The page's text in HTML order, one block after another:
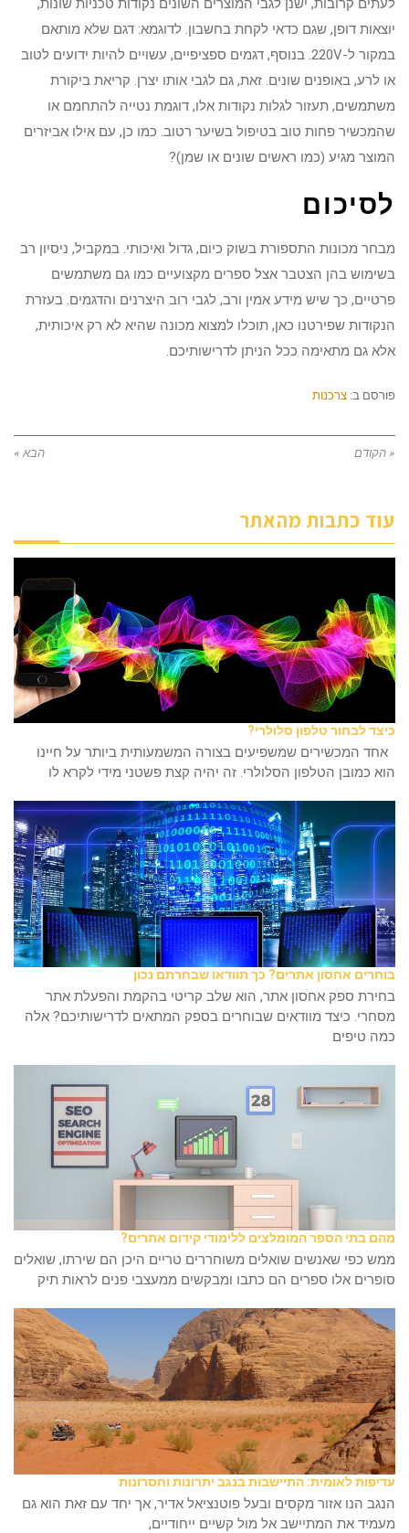
לעתים קרובות, ישנן לגבי המוצרים השונים נקודות טכניות שונות,
יוצאות דופן, שגם כדאי לקחת בחשבון. לדוגמא: דגם שלא מותאם
במקור ל-220V. בנוסף, דגמים ספציפיים, עשויים להיות ידועים לטוב
או לרע, באופנים שונים. זאת, גם לגבי אותו יצרן. קריאת ביקורת
משתמשים, תעזור לגלות נקודות אלו, דוגמת נטייה להתחמם או
שהמכשיר פחות טוב בטיפול בשיער רטוב. כמו כן, עם אילו אביזרים
המוצר מגיע (כמו ראשים שונים או שמן)?
לסיכום
מבחר מכונות התספורת בשוק כיום, גדול ואיכותי. במקביל, ניסיון רב
בשימוש בהן הצטבר אצל ספרים מקצועיים כמו גם משתמשים
פרטיים, כך שיש מידע אמין ורב, לגבי רוב היצרנים והדגמים. בעזרת
הנקודות שפירטנו כאן, תוכלו למצוא מכונה שהיא לא רק איכותית,
אלא גם מתאימה ככל הניתן לדרישותיכם.
פורסם ב: צרכנות
« הקודם הבא »
עוד כתבות מהאתר
כיצד לבחור טלפון סלולרי?
אחד המכשירים שמשפיעים בצורה המשמעותית ביותר על חיינו
הוא כמובן הטלפון הסלולרי. זה יהיה קצת פשטני מידי לקרא לו
בוחרים אחסון אתרים? כך תוודאו שבחרתם נכון
בחירת ספק אחסון אתר, הוא שלב קריטי בהקמת והפעלת אתר
מסחרי. כיצד מוודאים שבוחרים בספק המתאים לדרישותיכם? אלה
כמה טיפים
מהם בתי הספר המומלצים ללימודי קידום אתרים?
ממש כפי שאנשים שואלים משוחררים טריים היכן הם שירתו, שואלים
סופרים אלו ספרים הם כתבו ומבקשים ממעצבי פנים לראות תיק
עדיפות לאומית: התיישבות בנגב יתרונות וחסרונות
הנגב הנו אזור מקסים ובעל פוטנציאל אדיר, אך יחד עם זאת הוא גם
מעמיד את המתיישב אל מול קשיים ייחודיים,